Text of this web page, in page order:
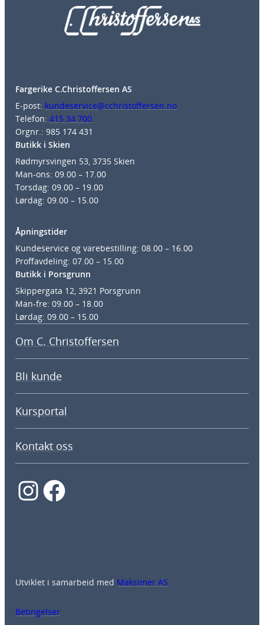
Fargerike C.Christoffersen AS
E-post: kundeservice@cchristoffersen.no
Telefon: 415 34 700
Orgnr.: 985 174 431
Butikk i Skien
Rødmyrsvingen 53, 3735 Skien
Man-ons: 09.00 – 17.00
Torsdag: 09.00 – 19.00
Lørdag: 09.00 – 15.00
Åpningstider
Kundeservice og varebestilling: 08.00 – 16.00
Proffavdeling: 07.00 – 15.00
Butikk i Porsgrunn
Skippergata 12, 3921 Porsgrunn
Man-fre: 09.00 – 18.00
Lørdag: 09.00 – 15.00
Om C. Christoffersen
Bli kunde
Kursportal
Kontakt oss
InstagramFacebook
Utviklet i samarbeid med Maksimer AS
Betingelser